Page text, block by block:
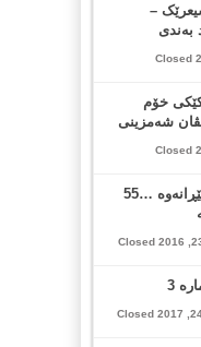
–
بەندی
خۆم
شەمزینی
كۆڵان كۆڵان گێڕانه‌وه‌ …55
3